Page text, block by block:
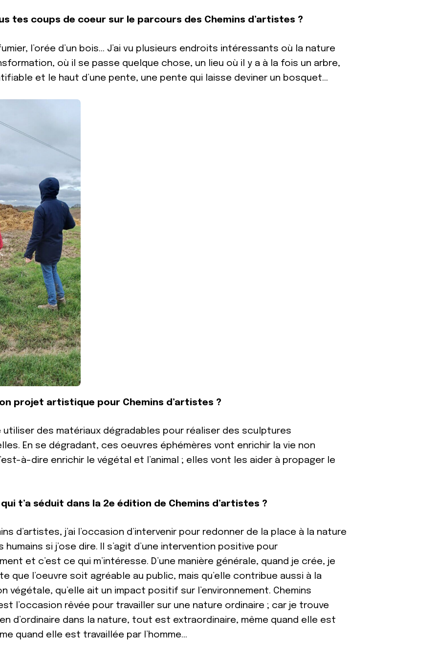
tes coups de coeur sur le parcours des Chemins d’artistes ?
l’orée d’un bois… J’ai vu plusieurs endroits intéressants où la nature
où il se passe quelque chose, un lieu où il y a à la fois un arbre,
et le haut d’une pente, une pente qui laisse deviner un bosquet…
projet artistique pour Chemins d’artistes ?
utiliser des matériaux dégradables pour réaliser des sculptures
En se dégradant, ces oeuvres éphémères vont enrichir la vie non
à-dire enrichir le végétal et l’animal ; elles vont les aider à propager le
t’a séduit dans la 2e édition de Chemins d’artistes ?
d’artistes, j’ai l’occasion d’intervenir pour redonner de la place à la nature
humains si j’ose dire. Il s’agit d’une intervention positive pour
et c’est ce qui m’intéresse. D’une manière générale, quand je crée, je
que l’oeuvre soit agréable au public, mais qu’elle contribue aussi à la
végétale, qu’elle ait un impact positif sur l’environnement. Chemins
l’occasion rêvée pour travailler sur une nature ordinaire ; car je trouve
rien d’ordinaire dans la nature, tout est extraordinaire, même quand elle est
quand elle est travaillée par l’homme…